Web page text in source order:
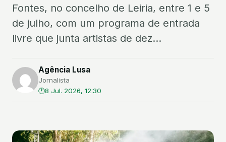
Fontes, no concelho de Leiria, entre 1 e 5
de julho, com um programa de entrada
livre que junta artistas de dez...
Agência Lusa
Jornalista
8 Jul. 2026, 12:30